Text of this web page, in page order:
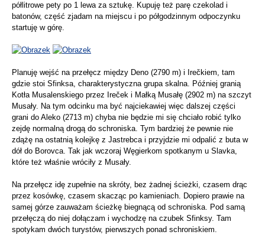
półlitrowe pety po 1 lewa za sztukę. Kupuję też parę czekolad i
batonów, część zjadam na miejscu i po półgodzinnym odpoczynku
startuję w górę.
Planuję wejść na przełęcz między Deno (2790 m) i Irečkiem, tam
gdzie stoi Sfinksa, charakterystyczna grupa skalna. Później granią
Kotła Musalenskiego przez Ireček i Małką Musałę (2902 m) na szczyt
Musały. Na tym odcinku ma być najciekawiej więc dalszej części
grani do Aleko (2713 m) chyba nie będzie mi się chciało robić tylko
zejdę normalną drogą do schroniska. Tym bardziej że pewnie nie
zdążę na ostatnią kolejkę z Jastrebca i przyjdzie mi odpalić z buta w
dół do Borovca. Tak jak wczoraj Węgierkom spotkanym u Slavka,
które też właśnie wróciły z Musały.
Na przełęcz idę zupełnie na skróty, bez żadnej ścieżki, czasem drąc
przez kosówkę, czasem skacząc po kamieniach. Dopiero prawie na
samej górze zauważam ścieżkę biegnącą od schroniska. Pod samą
przełęczą do niej dołączam i wychodzę na czubek Sfinksy. Tam
spotykam dwóch turystów, pierwszych ponad schroniskiem.